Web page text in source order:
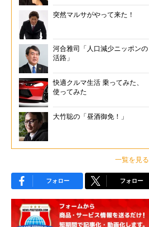
突然マルサがやって来た！
河合雅司「人口減少ニッポンの
活路」
快適クルマ生活 乗ってみた、
使ってみた
大竹聡の「昼酒御免！」
一覧を見る
フォロー フォロー